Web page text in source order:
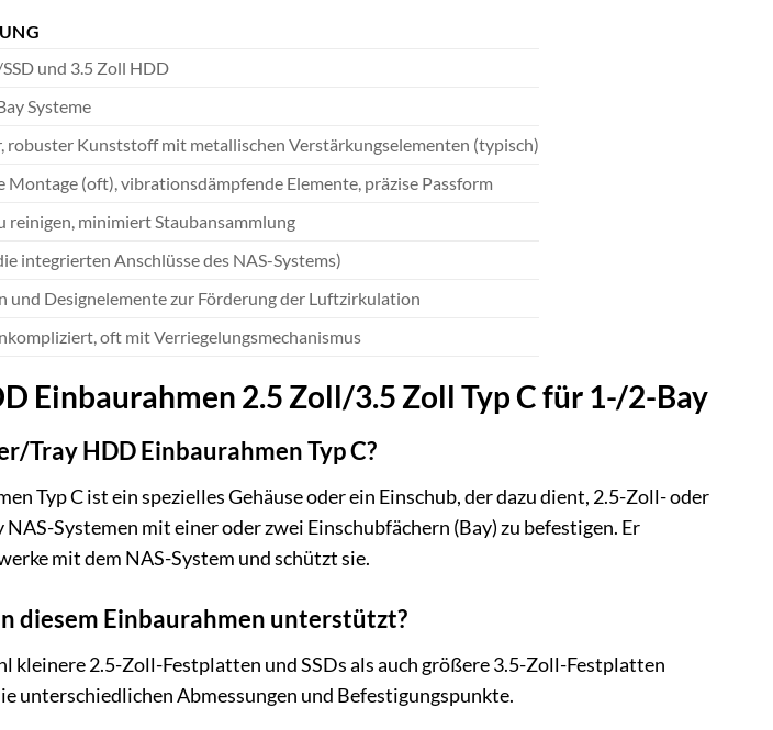
und 3.5 Zoll HDD
Systeme
robuster Kunststoff mit metallischen Verstärkungselementen (typisch)
Montage (oft), vibrationsdämpfende Elemente, präzise Passform
reinigen, minimiert Staubansammlung
integrierten Anschlüsse des NAS-Systems)
und Designelemente zur Förderung der Luftzirkulation
oft mit Verriegelungsmechanismus
Einbaurahmen 2.5 Zoll/3.5 Zoll Typ C für 1-/2-Bay
Tray HDD Einbaurahmen Typ C?
Typ C ist ein spezielles Gehäuse oder ein Einschub, der dazu dient, 2.5-Zoll- oder
Systemen mit einer oder zwei Einschubfächern (Bay) zu befestigen. Er
mit dem NAS-System und schützt sie.
diesem Einbaurahmen unterstützt?
kleinere 2.5-Zoll-Festplatten und SSDs als auch größere 3.5-Zoll-Festplatten
unterschiedlichen Abmessungen und Befestigungspunkte.